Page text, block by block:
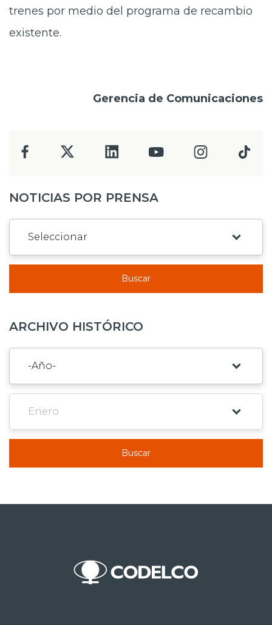
trenes por medio del programa de recambio
existente.
Gerencia de Comunicaciones
NOTICIAS POR PRENSA
Buscar
ARCHIVO HISTÓRICO
Buscar